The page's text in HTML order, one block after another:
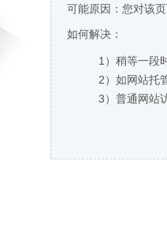
可能原因：您对该
如何解决：
1）稍等一段
2）如网站托
3）普通网站